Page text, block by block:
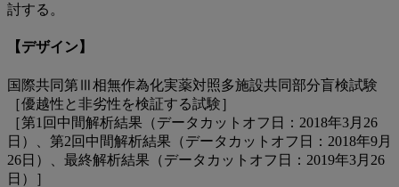
討する。
【デザイン】
国際共同第Ⅲ相無作為化実薬対照多施設共同部分盲検試験
［優越性と非劣性を検証する試験］
［第1回中間解析結果（データカットオフ日：2018年3月26
日）、第2回中間解析結果（データカットオフ日：2018年9月
26日）、最終解析結果（データカットオフ日：2019年3月26
日）］